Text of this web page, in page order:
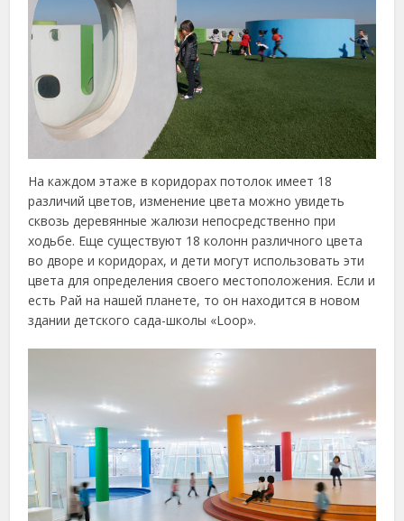
На каждом этаже в коридорах потолок имеет 18
различий цветов, изменение цвета можно увидеть
сквозь деревянные жалюзи непосредственно при
ходьбе. Еще существуют 18 колонн различного цвета
во дворе и коридорах, и дети могут использовать эти
цвета для определения своего местоположения. Если и
есть Рай на нашей планете, то он находится в новом
здании детского сада-школы «Loop».